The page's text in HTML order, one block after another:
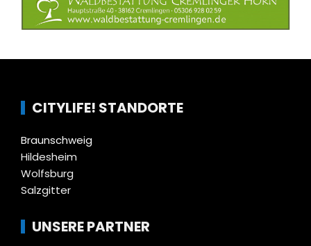
CITYLIFE! STANDORTE
Braunschweig
Hildesheim
Wolfsburg
Salzgitter
UNSERE PARTNER